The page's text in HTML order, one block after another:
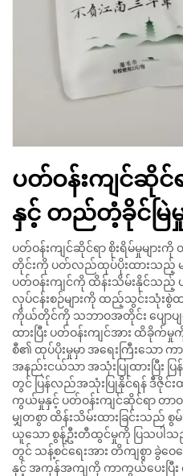
ပတ်ဝန်းကျင်ဆို
နှင့် တည်တံ့ခိုင်မြဲ
ပတ်ဝန်းကျင်ဆိုင်ရာ စိုးရိမ်မှုများ
တိုင်းကို ပတ်လည်ထုပ်ပိုးထားသည့် မ
ပတ်ဝန်းကျင်ကို ထိန်းသိမ်းနိုင်သည့် ပ
လုပ်ငန်းစဉ်များကို ထည့်သွင်းသုံးစွဲထ
ကိုယ်တိုင်ကို သဘာဝအတိုင်း ပျောပျက်
ထားပြီး ပတ်ဝန်းကျင်အား ထိခိုက်မှု
စီ၏ ထုပ်ပိုးမှုမှာ အရေးကြီးသော
အနည်းငယ်သာ အသုံးပြုထားပြီး
တွင် ပြန်လည်အသုံးပြုနိုင်ရန် ဒီဇို
ကွယ်မှုနှင့် ပတ်ဝန်းကျင်ဆိုင်ရာ တ
မျှတစွာ ထိန်းသိမ်းထားခြင်းသည်
ယူသော စွန့်ဦးတီထွင်မှုကို ပြသပါသ
တွင် သန့်စင်ရေးအား တိကျစွာ ခွဲဝ
နှင့် အကုန်အကျကို ကာကွယ်ပေးပြီ